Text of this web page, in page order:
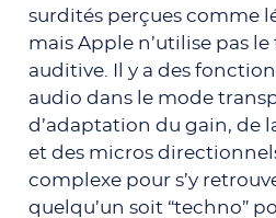
surdités perçues comme
mais Apple n’utilise pas
auditive. Il y a des
audio dans le mode
d’adaptation du gain, de
et des micros
complexe pour s’y
quelqu’un soit “techno”